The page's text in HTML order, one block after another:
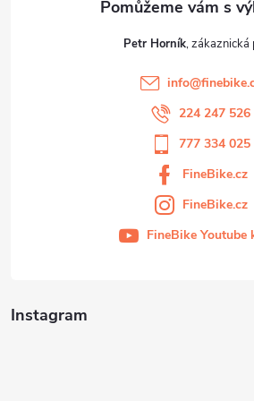
Instagram
Petr Horník
info@
224 247 526
777 334 025
FineBike.cz
FineBike.cz
FineBike Youtube